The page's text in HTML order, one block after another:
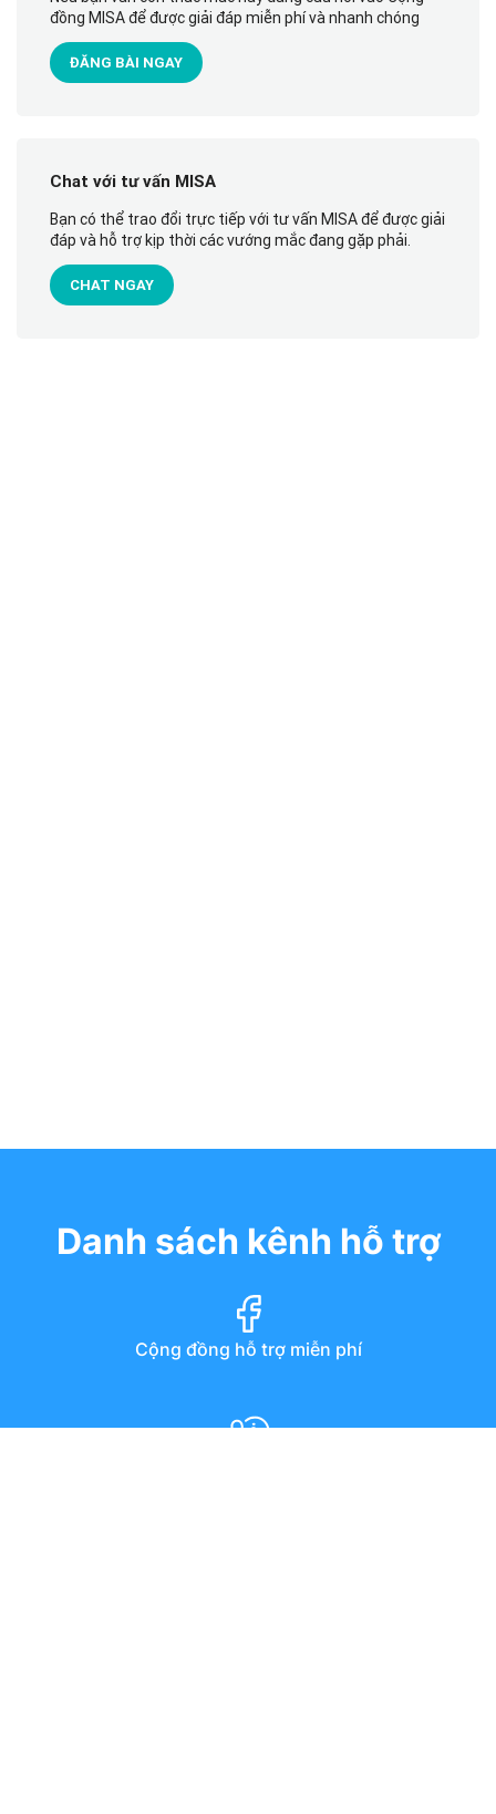
đồng MISA để được giải đáp miễn phí và nhanh chóng
ĐĂNG BÀI NGAY
Chat với tư vấn MISA
Bạn có thể trao đổi trực tiếp với tư vấn MISA để được giải
đáp và hỗ trợ kịp thời các vướng mắc đang gặp phải.
CHAT NGAY
Danh sách kênh hỗ trợ
Cộng đồng hỗ trợ miễn phí